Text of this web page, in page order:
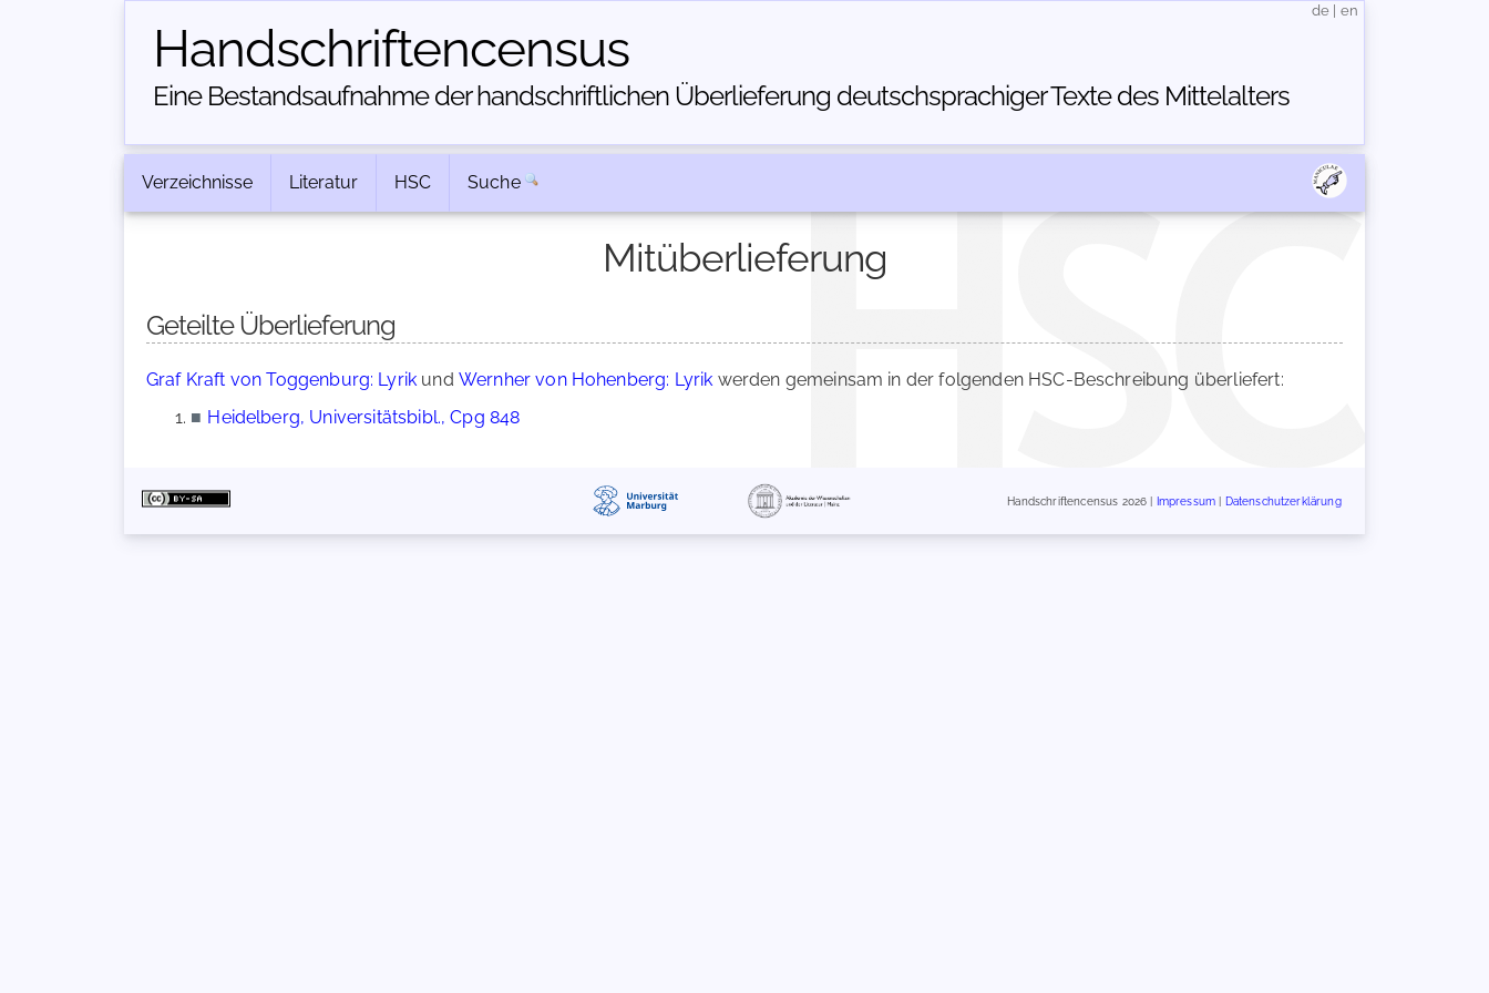
Handschriften­census
Eine Bestandsaufnahme der handschriftlichen Über­lieferung deutschsprachiger Texte des Mittelalters
de en
Verzeichnisse Literatur HSC Suche
Mitüberlieferung
Geteilte Überlieferung
Graf Kraft von Toggenburg: Lyrik und Wernher von Hohenberg: Lyrik werden gemeinsam in der folgenden HSC-Beschreibung überliefert:
■ Heidelberg, Universitätsbibl., Cpg 848
Handschriftencensus 2026 | Impressum Datenschutzerklärung